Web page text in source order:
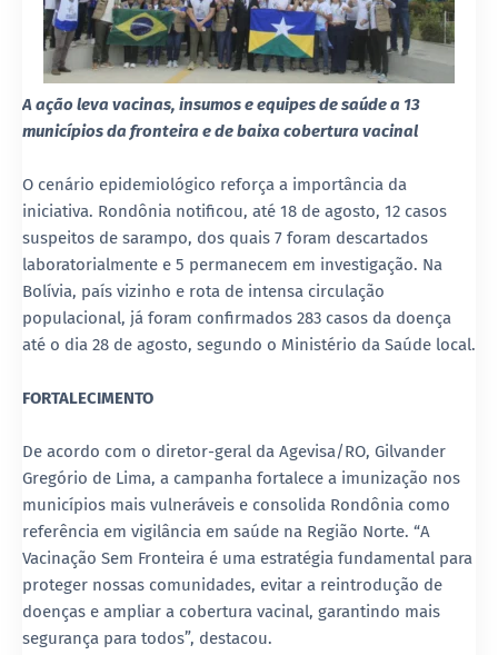
A ação leva vacinas, insumos e equipes de saúde a 13
municípios da fronteira e de baixa cobertura vacinal
O cenário epidemiológico reforça a importância da
iniciativa. Rondônia notificou, até 18 de agosto, 12 casos
suspeitos de sarampo, dos quais 7 foram descartados
laboratorialmente e 5 permanecem em investigação. Na
Bolívia, país vizinho e rota de intensa circulação
populacional, já foram confirmados 283 casos da doença
até o dia 28 de agosto, segundo o Ministério da Saúde local.
FORTALECIMENTO
De acordo com o diretor-geral da Agevisa/RO, Gilvander
Gregório de Lima, a campanha fortalece a imunização nos
municípios mais vulneráveis e consolida Rondônia como
referência em vigilância em saúde na Região Norte. “A
Vacinação Sem Fronteira é uma estratégia fundamental para
proteger nossas comunidades, evitar a reintrodução de
doenças e ampliar a cobertura vacinal, garantindo mais
segurança para todos”, destacou.